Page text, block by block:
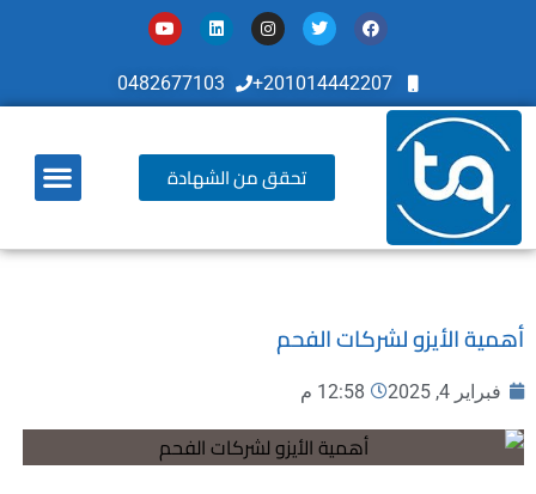
201014442207+
0482677103
تحقق من الشهادة
أهمية الأيزو لشركات الفحم
فبراير 4, 2025 12:58 م